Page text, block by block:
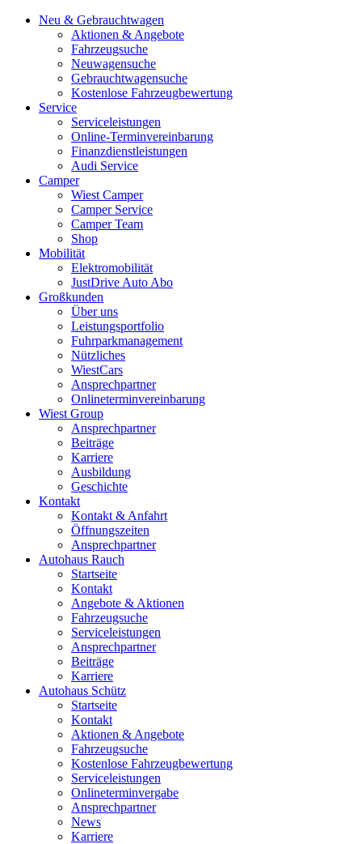
Neu & Gebrauchtwagen
Aktionen & Angebote
Fahrzeugsuche
Neuwagensuche
Gebrauchtwagensuche
Kostenlose Fahrzeugbewertung
Service
Serviceleistungen
Online-Terminvereinbarung
Finanzdienstleistungen
Audi Service
Camper
Wiest Camper
Camper Service
Camper Team
Shop
Mobilität
Elektromobilität
JustDrive Auto Abo
Großkunden
Über uns
Leistungsportfolio
Fuhrparkmanagement
Nützliches
WiestCars
Ansprechpartner
Onlineterminvereinbarung
Wiest Group
Ansprechpartner
Beiträge
Karriere
Ausbildung
Geschichte
Kontakt
Kontakt & Anfahrt
Öffnungszeiten
Ansprechpartner
Autohaus Rauch
Startseite
Kontakt
Angebote & Aktionen
Fahrzeugsuche
Serviceleistungen
Ansprechpartner
Beiträge
Karriere
Autohaus Schütz
Startseite
Kontakt
Aktionen & Angebote
Fahrzeugsuche
Kostenlose Fahrzeugbewertung
Serviceleistungen
Onlineterminvergabe
Ansprechpartner
News
Karriere